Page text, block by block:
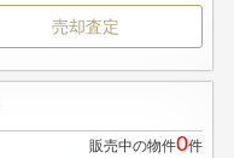
売却査定
販売中の物件0件